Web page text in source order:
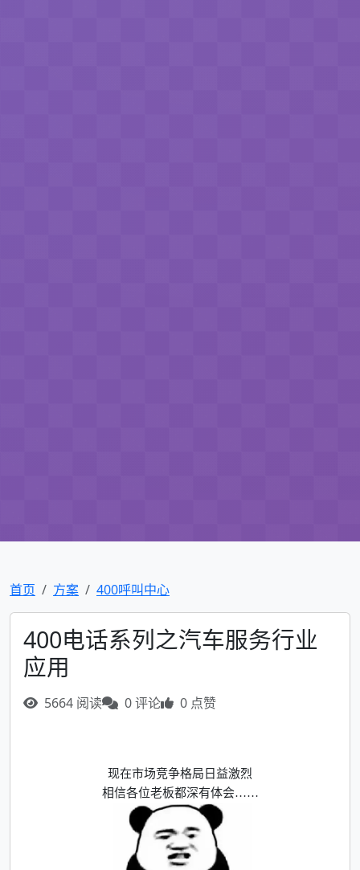
首页 方案 400呼叫中心
400电话系列之汽车服务行业
应用
5664 阅读 0 评论 0 点赞
现在市场竞争格局日益激烈
相信各位老板都深有体会……